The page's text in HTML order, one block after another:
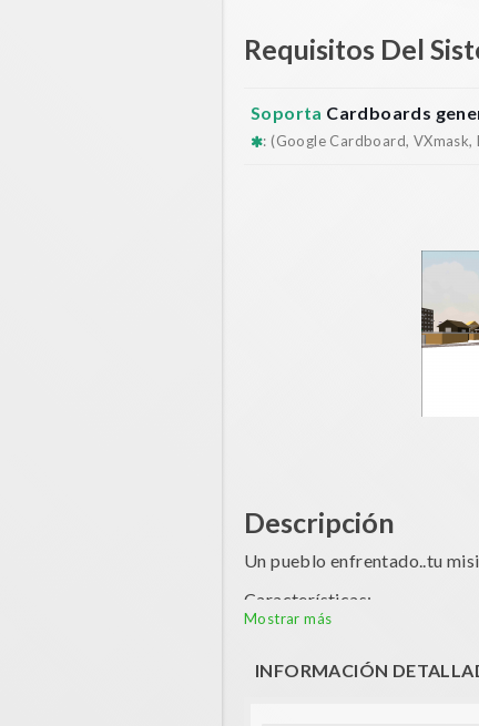
Requisitos Del
Soporta Cardboards
: (Google Cardboard, VXmask,
Descripción
Un pueblo enfrentado..tu
Características:
- Ataque automático
Mostrar más
INFORMACIÓN